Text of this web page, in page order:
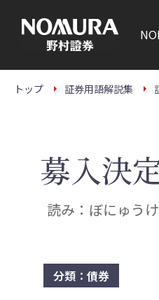
本
トップ 証券用語解説集
募入決
読み：ぼにゅう
分類：債券